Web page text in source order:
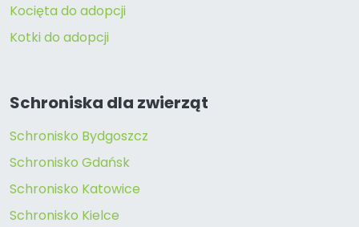
Kocięta do adopcji
Kotki do adopcji
Schroniska dla zwierząt
Schronisko Bydgoszcz
Schronisko Gdańsk
Schronisko Katowice
Schronisko Kielce